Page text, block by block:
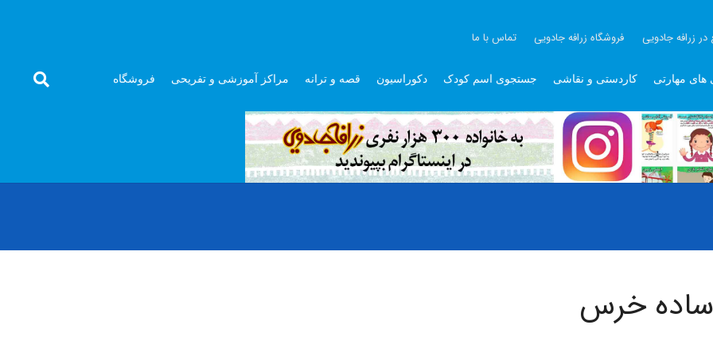
در زرافه جادویی فروشگاه زرافه جادویی تماس با ما
های مهارتی کاردستی و نقاشی جستجوی اسم کودک دکوراسیون قصه و ترانه مراکز آموزشی و تفریحی فروشگاه
خرس